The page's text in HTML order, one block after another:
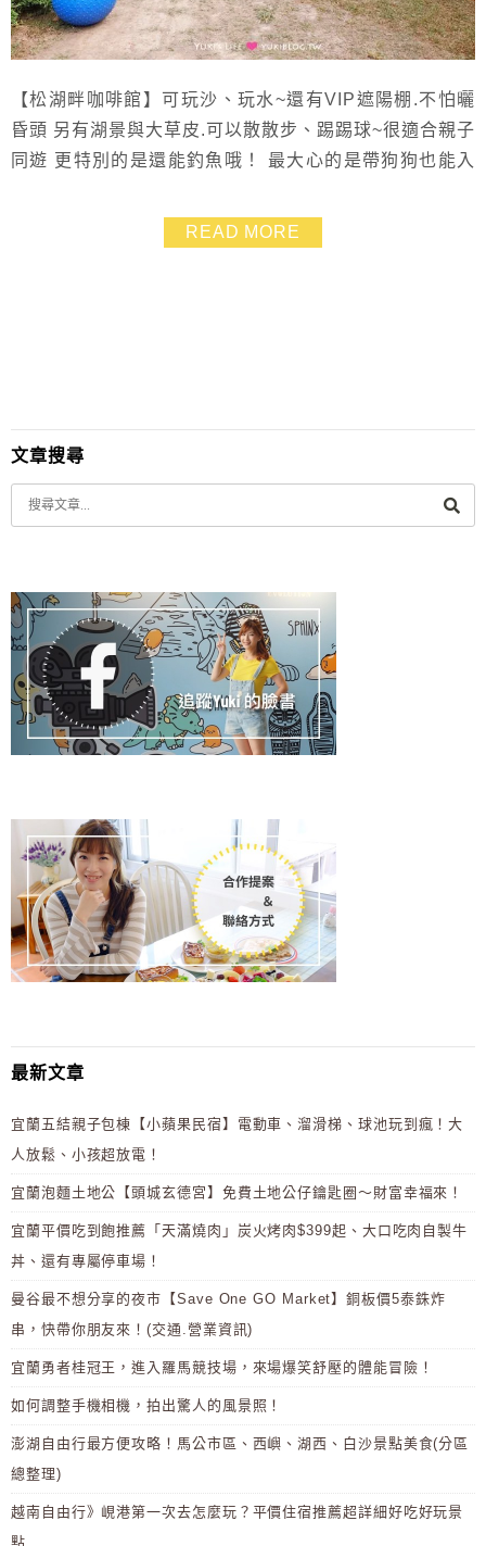
【松湖畔咖啡館】可玩沙、玩水~還有VIP遮陽棚.不怕曬
昏頭 另有湖景與大草皮.可以散散步、踢踢球~很適合親子
同遊 更特別的是還能釣魚哦！ 最大心的是帶狗狗也能入
READ MORE
文章搜尋
最新文章
宜蘭五結親子包棟【小蘋果民宿】電動車、溜滑梯、球池玩到瘋！大
人放鬆、小孩超放電！
宜蘭泡麵土地公【頭城玄德宮】免費土地公仔鑰匙圈～財富幸福來！
宜蘭平價吃到飽推薦「天滿燒肉」炭火烤肉$399起、大口吃肉自製牛
丼、還有專屬停車場！
曼谷最不想分享的夜市【Save One GO Market】銅板價5泰銖炸
串，快帶你朋友來！(交通.營業資訊)
宜蘭勇者桂冠王，進入羅馬競技場，來場爆笑舒壓的體能冒險！
如何調整手機相機，拍出驚人的風景照！
澎湖自由行最方便攻略！馬公市區、西嶼、湖西、白沙景點美食(分區
總整理)
越南自由行》峴港第一次去怎麼玩？平價住宿推薦超詳細好吃好玩景
點